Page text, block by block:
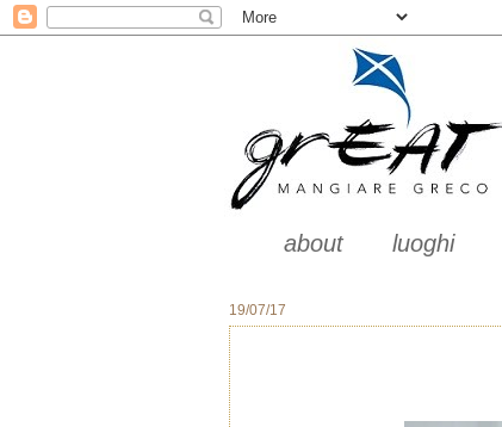
about luoghi
19/07/17